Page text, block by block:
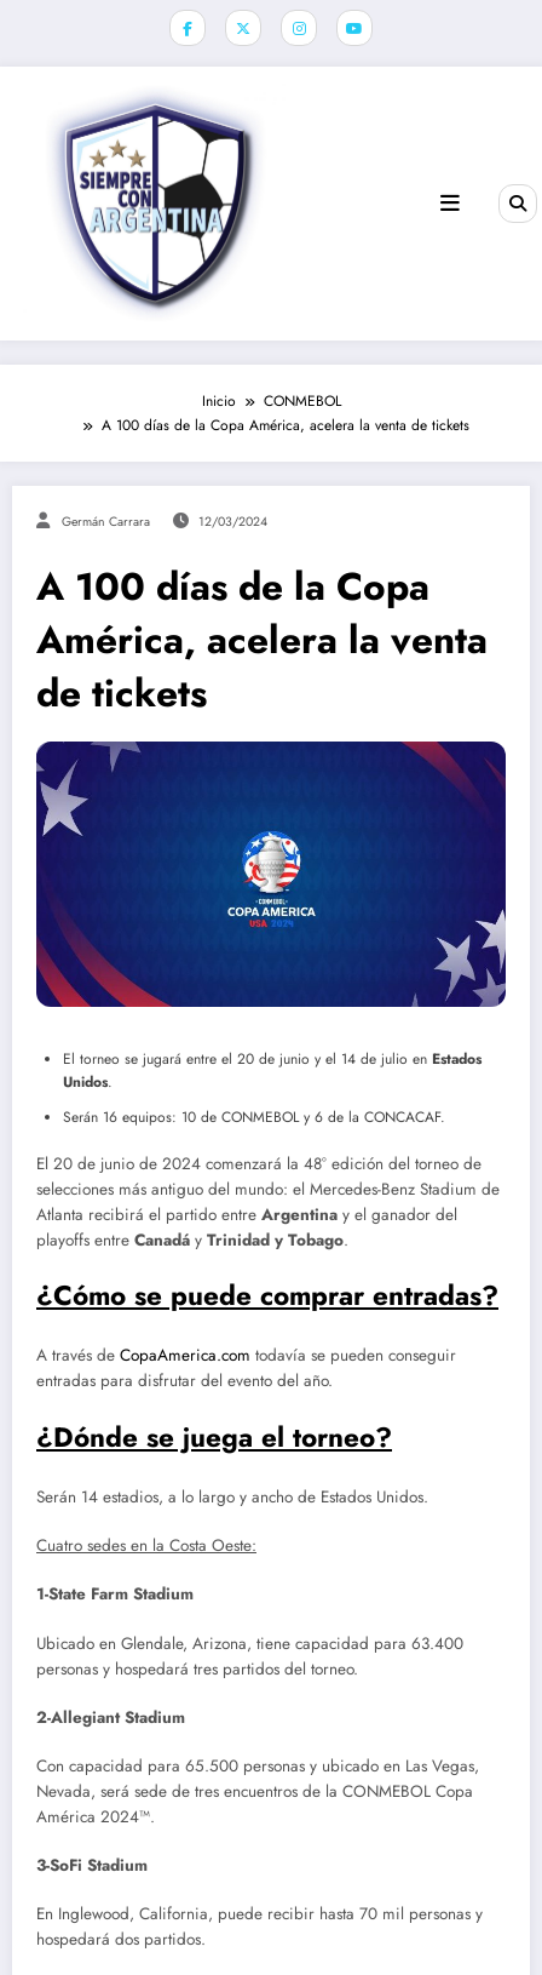
Inicio
CONMEBOL
A 100 días de la Copa América, acelera la venta de tickets
Germán Carrara 12/03/2024
A 100 días de la Copa
América, acelera la venta
de tickets
El torneo se jugará entre el 20 de junio y el 14 de julio en Estados
Unidos.
Serán 16 equipos: 10 de CONMEBOL y 6 de la CONCACAF.
El 20 de junio de 2024 comenzará la 48° edición del torneo de
selecciones más antiguo del mundo: el Mercedes-Benz Stadium de
Atlanta recibirá el partido entre Argentina y el ganador del
playoffs entre Canadá y Trinidad y Tobago.
¿Cómo se puede comprar entradas?
A través de CopaAmerica.com todavía se pueden conseguir
entradas para disfrutar del evento del año.
¿Dónde se juega el torneo?
Serán 14 estadios, a lo largo y ancho de Estados Unidos.
Cuatro sedes en la Costa Oeste:
1-State Farm Stadium
Ubicado en Glendale, Arizona, tiene capacidad para 63.400
personas y hospedará tres partidos del torneo.
2-Allegiant Stadium
Con capacidad para 65.500 personas y ubicado en Las Vegas,
Nevada, será sede de tres encuentros de la CONMEBOL Copa
América 2024™.
3-SoFi Stadium
En Inglewood, California, puede recibir hasta 70 mil personas y
hospedará dos partidos.